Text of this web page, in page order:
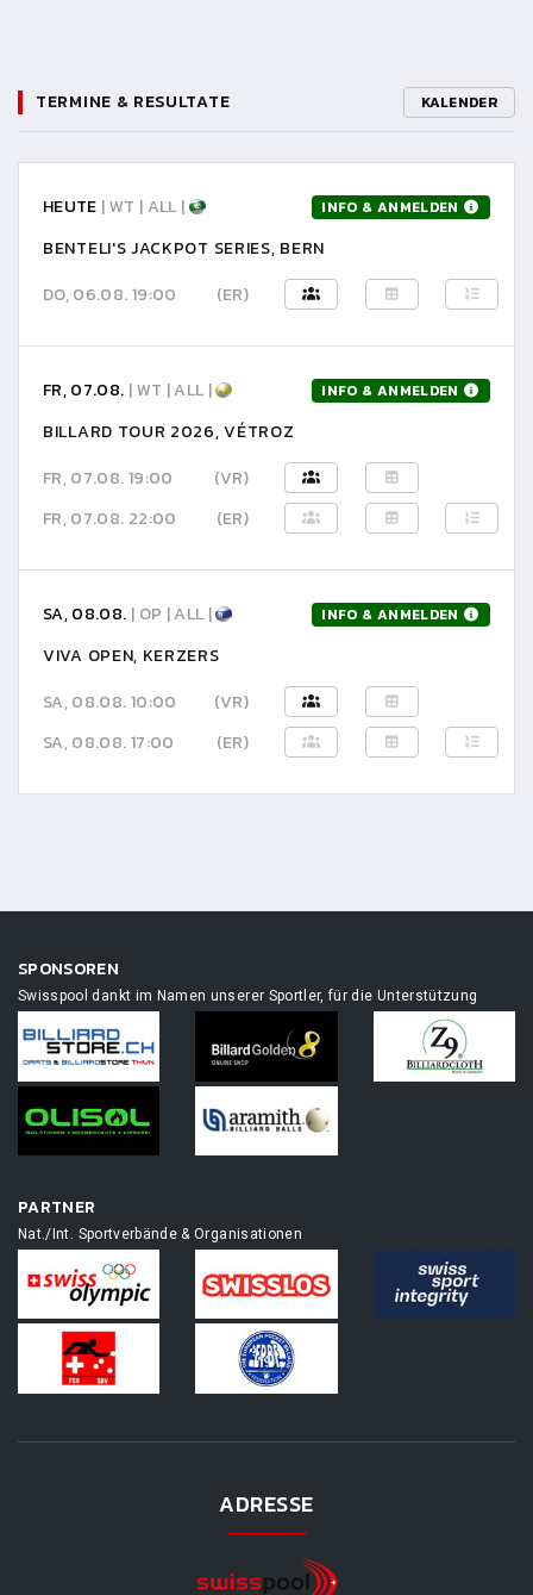
TERMINE & RESULTATE KALENDER
HEUTE | WT | ALL | INFO & ANMELDEN
BENTELI'S JACKPOT SERIES, BERN
DO, 06.08. 19:00
(ER)
FR, 07.08. | WT | ALL | INFO & ANMELDEN
BILLARD TOUR 2026, VÉTROZ
FR, 07.08. 19:00
(VR)
FR, 07.08. 22:00
(ER)
SA, 08.08. | OP | ALL | INFO & ANMELDEN
VIVA OPEN, KERZERS
SA, 08.08. 10:00
(VR)
SA, 08.08. 17:00
(ER)
SPONSOREN
Swisspool dankt im Namen unserer Sportler, für die Unterstützung
PARTNER
Nat./Int. Sportverbände & Organisationen
ADRESSE